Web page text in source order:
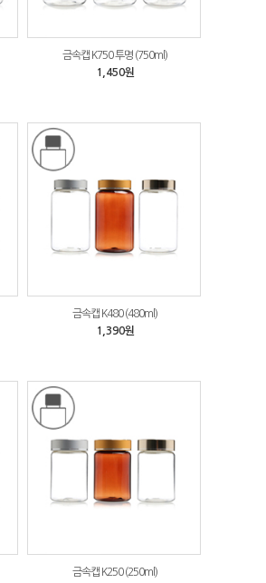
금속캡 K750 투명 (750ml)
1,450원
금속캡 K480 (480ml)
1,390원
금속캡 K250 (250ml)